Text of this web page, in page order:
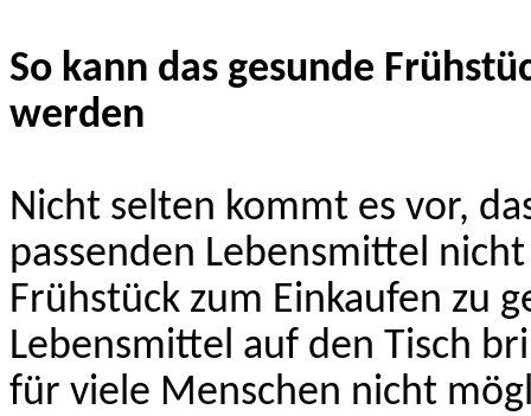
So kann das gesunde
werden
Nicht selten kommt es vor,
passenden Lebensmittel
Frühstück zum Einkaufen zu
Lebensmittel auf den Tisch
für viele Menschen nicht